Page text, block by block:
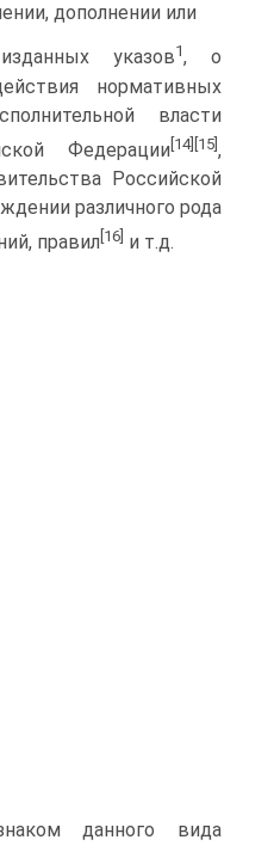
дополнении или
указов1, о
нормативных
власти
Федерации[14] [15],
Российской
различного рода
правил [16] и т.д.
данного вида